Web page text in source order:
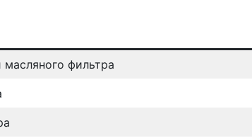
фильтра